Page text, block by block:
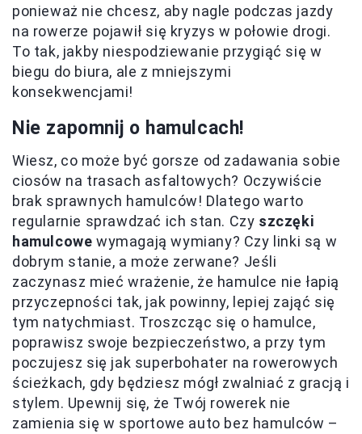
ponieważ nie chcesz, aby nagle podczas jazdy
na rowerze pojawił się kryzys w połowie drogi.
To tak, jakby niespodziewanie przygiąć się w
biegu do biura, ale z mniejszymi
konsekwencjami!
Nie zapomnij o hamulcach!
Wiesz, co może być gorsze od zadawania sobie
ciosów na trasach asfaltowych? Oczywiście
brak sprawnych hamulców! Dlatego warto
regularnie sprawdzać ich stan. Czy szczęki
hamulcowe wymagają wymiany? Czy linki są w
dobrym stanie, a może zerwane? Jeśli
zaczynasz mieć wrażenie, że hamulce nie łapią
przyczepności tak, jak powinny, lepiej zająć się
tym natychmiast. Troszcząc się o hamulce,
poprawisz swoje bezpieczeństwo, a przy tym
poczujesz się jak superbohater na rowerowych
ścieżkach, gdy będziesz mógł zwalniać z gracją i
stylem. Upewnij się, że Twój rowerek nie
zamienia się w sportowe auto bez hamulców –